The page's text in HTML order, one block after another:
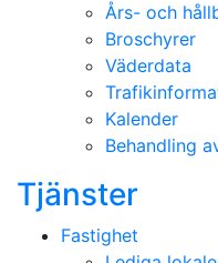
Års- och
Broschyrer
Väderdata
Kalender
Behandling
Tjänster
Fastighet